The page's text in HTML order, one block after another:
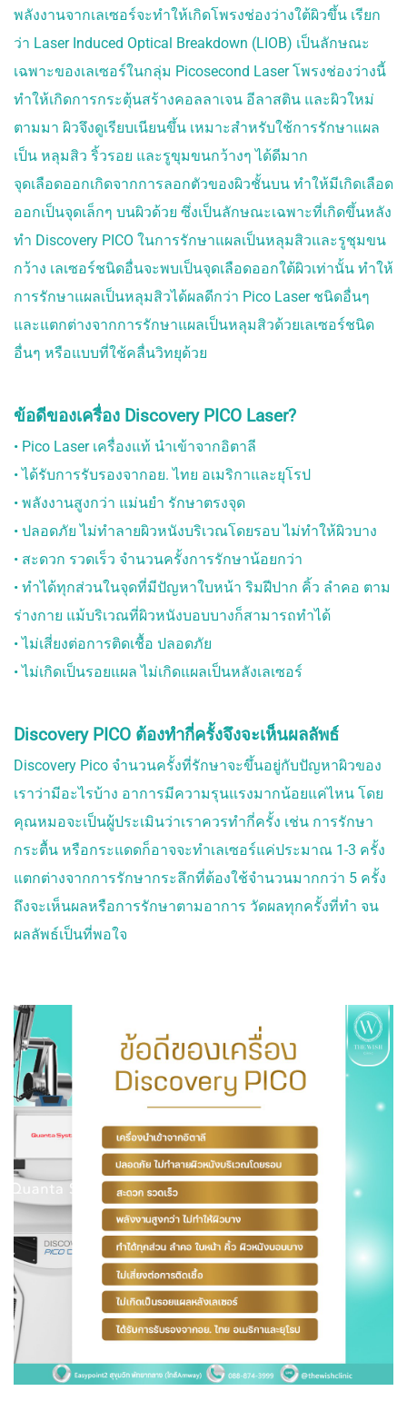
พลังงานจากเลเซอร์จะทำให้เกิดโพรงช่องว่างใต้ผิวขึ้น เรียก
ว่า Laser Induced Optical Breakdown (LIOB) เป็นลักษณะ
เฉพาะของเลเซอร์ในกลุ่ม Picosecond Laser โพรงช่องว่างนี้
ทำให้เกิดการกระตุ้นสร้างคอลลาเจน อีลาสติน และผิวใหม่
ตามมา ผิวจึงดูเรียบเนียนขึ้น เหมาะสำหรับใช้การรักษาแผล
เป็น หลุมสิว ริ้วรอย และรูขุมขนกว้างๆ ได้ดีมาก
จุดเลือดออกเกิดจากการลอกตัวของผิวชั้นบน ทำให้มีเกิดเลือด
ออกเป็นจุดเล็กๆ บนผิวด้วย ซึ่งเป็นลักษณะเฉพาะที่เกิดขึ้นหลัง
ทำ Discovery PICO ในการรักษาแผลเป็นหลุมสิวและรูชุมขน
กว้าง เลเซอร์ชนิดอื่นจะพบเป็นจุดเลือดออกใต้ผิวเท่านั้น ทำให้
การรักษาแผลเป็นหลุมสิวได้ผลดีกว่า Pico Laser ชนิดอื่นๆ
และแตกต่างจากการรักษาแผลเป็นหลุมสิวด้วยเลเซอร์ชนิด
อื่นๆ หรือแบบที่ใช้คลื่นวิทยุด้วย
ข้อดีของเครื่อง Discovery PICO Laser?
• Pico Laser เครื่องแท้ นำเข้าจากอิตาลี
• ได้รับการรับรองจากอย. ไทย อเมริกาและยุโรป
• พลังงานสูงกว่า แม่นยำ รักษาตรงจุด
• ปลอดภัย ไม่ทำลายผิวหนังบริเวณโดยรอบ ไม่ทำให้ผิวบาง
• สะดวก รวดเร็ว จำนวนครั้งการรักษาน้อยกว่า
• ทำได้ทุกส่วนในจุดที่มีปัญหาใบหน้า ริมฝีปาก คิ้ว ลำคอ ตาม
ร่างกาย แม้บริเวณที่ผิวหนังบอบบางก็สามารถทำได้
• ไม่เสี่ยงต่อการติดเชื้อ ปลอดภัย
• ไม่เกิดเป็นรอยแผล ไม่เกิดแผลเป็นหลังเลเซอร์
Discovery PICO ต้องทำกี่ครั้งจึงจะเห็นผลลัพธ์
Discovery Pico จำนวนครั้งที่รักษาจะขึ้นอยู่กับปัญหาผิวของ
เราว่ามีอะไรบ้าง อาการมีความรุนแรงมากน้อยแค่ไหน โดย
คุณหมอจะเป็นผู้ประเมินว่าเราควรทำกี่ครั้ง เช่น การรักษา
กระตื้น หรือกระแดดก็อาจจะทำเลเซอร์แค่ประมาณ 1-3 ครั้ง
แตกต่างจากการรักษากระลึกที่ต้องใช้จำนวนมากกว่า 5 ครั้ง
ถึงจะเห็นผลหรือการรักษาตามอาการ วัดผลทุกครั้งที่ทำ จน
ผลลัพธ์เป็นที่พอใจ